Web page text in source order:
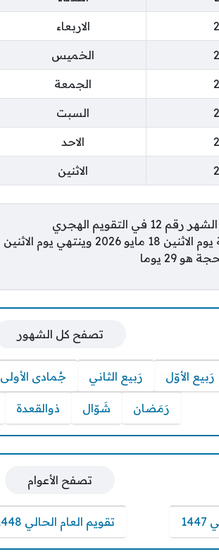
الاربعاء
الخميس
الجمعة
السبت
الاحد
الاثنين
التقويم الهجري
يوم الاثنين 15 يونيو 2026
29 يوما
تصفح كل الشهور
رَبيع الأوّل رَبيع الثاني جُمادى الأولى
رَمَضان شَوّال ذوالقعدة
تصفح الأعوام
تقويم العام الحالي 1448